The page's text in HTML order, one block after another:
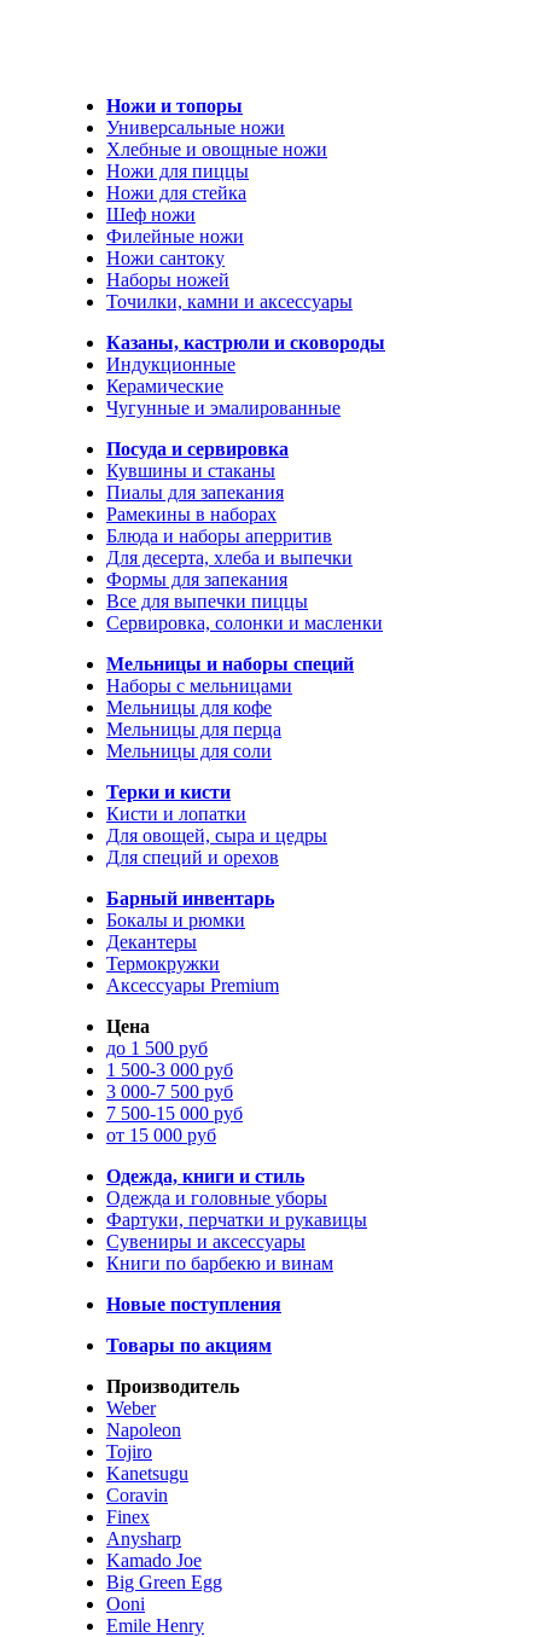
Ножи и топоры
Универсальные ножи
Хлебные и овощные ножи
Ножи для пиццы
Ножи для стейка
Шеф ножи
Филейные ножи
Ножи сантоку
Наборы ножей
Точилки, камни и аксессуары
Казаны, кастрюли и сковороды
Индукционные
Керамические
Чугунные и эмалированные
Посуда и сервировка
Кувшины и стаканы
Пиалы для запекания
Рамекины в наборах
Блюда и наборы аперритив
Для десерта, хлеба и выпечки
Формы для запекания
Все для выпечки пиццы
Сервировка, солонки и масленки
Мельницы и наборы специй
Наборы с мельницами
Мельницы для кофе
Мельницы для перца
Мельницы для соли
Терки и кисти
Кисти и лопатки
Для овощей, сыра и цедры
Для специй и орехов
Барный инвентарь
Бокалы и рюмки
Декантеры
Термокружки
Аксессуары Premium
Цена
до 1 500 руб
1 500-3 000 руб
3 000-7 500 руб
7 500-15 000 руб
от 15 000 руб
Одежда, книги и стиль
Одежда и головные уборы
Фартуки, перчатки и рукавицы
Сувениры и аксессуары
Книги по барбекю и винам
Новые поступления
Товары по акциям
Производитель
Weber
Napoleon
Tojiro
Kanetsugu
Coravin
Finex
Anysharp
Kamado Joe
Big Green Egg
Ooni
Emile Henry